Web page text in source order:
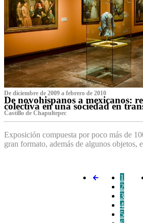
De diciembre de 2009 a febrero de 2010
De novohispanos a mexicanos:
colectiva en una sociedad en
Castillo de Chapultepec
Exposición compuesta por poco más de
gran formato, además de algunos objetos,
1
2
3
4
5